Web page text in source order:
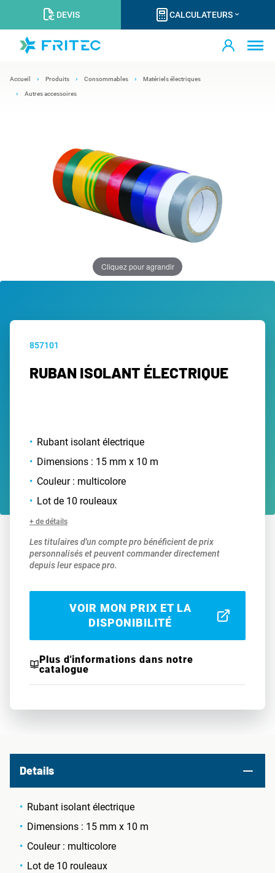
DEVIS CALCULATEURS
Accueil Produits Consommables Matériels électriques
Autres accessoires
Cliquez pour agrandir
857101
RUBAN ISOLANT ÉLECTRIQUE
Rubant isolant électrique
Dimensions : 15 mm x 10 m
Couleur : multicolore
Lot de 10 rouleaux
+ de détails
Les titulaires d'un compte pro bénéficient de prix
personnalisés et peuvent commander directement
depuis leur espace pro.
VOIR MON PRIX ET LA
DISPONIBILITÉ
Plus d'informations dans notre
catalogue
Details
Rubant isolant électrique
Dimensions : 15 mm x 10 m
Couleur : multicolore
Lot de 10 rouleaux